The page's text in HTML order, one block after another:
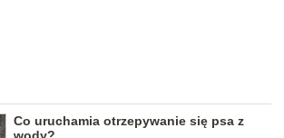
Co uruchamia otrzepywanie się psa z